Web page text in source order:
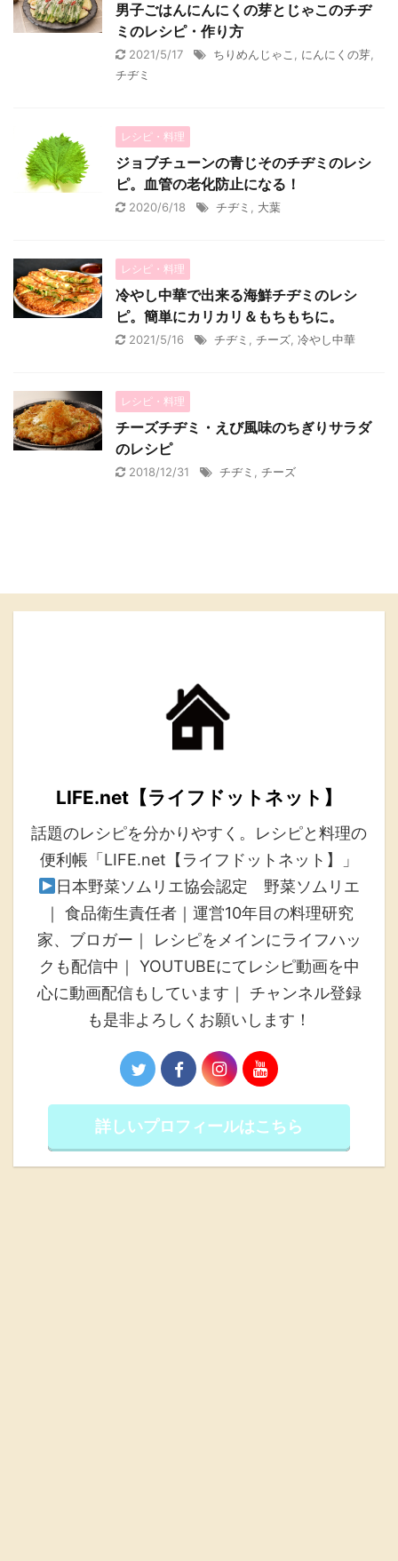
男子ごはんにんにくの芽とじゃこのチヂ
ミのレシピ・作り方
2021/5/17 ちりめんじゃこ にんにくの芽
チヂミ
レシピ・料理
ジョブチューンの青じそのチヂミのレシ
ピ。血管の老化防止になる！
2020/6/18 チヂミ 大葉
レシピ・料理
冷やし中華で出来る海鮮チヂミのレシ
ピ。簡単にカリカリ＆もちもちに。
2021/5/16 チヂミ チーズ 冷やし中華
レシピ・料理
チーズチヂミ・えび風味のちぎりサラダ
のレシピ
2018/12/31 チヂミ チーズ
LIFE.net【ライフドットネット】
話題のレシピを分かりやすく。レシピと料理の
便利帳「LIFE.net【ライフドットネット】」
日本野菜ソムリエ協会認定 野菜ソムリエ
｜ 食品衛生責任者｜運営10年目の料理研究
家、ブロガー｜ レシピをメインにライフハッ
クも配信中｜ YOUTUBEにてレシピ動画を中
心に動画配信もしています｜ チャンネル登録
も是非よろしくお願いします！
詳しいプロフィールはこちら